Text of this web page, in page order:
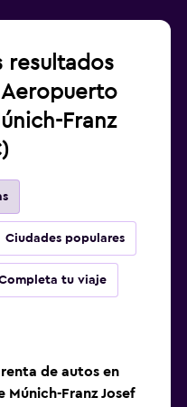
resultados
Franz
Ciudades populares
tu viaje
de autos en
Franz Josef